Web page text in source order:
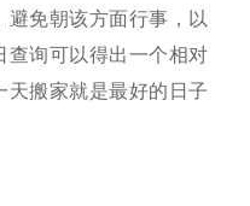
避免朝该方面行事，以
查询可以得出一个相对
天搬家就是最好的日子